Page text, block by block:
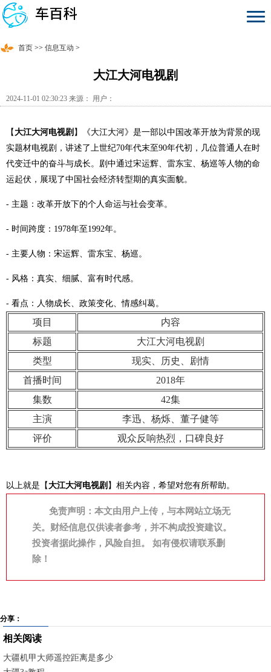
首页 >> 信息互动 >
大江大河电视剧
2024-11-01 02:30:23 来源： 用户：
【大江大河电视剧 】《大江大河》是一部以中国改革开放为背景的现
实题材电视剧，讲述了上世纪70年代末至90年代初，几位普通人在时
代变迁中的奋斗与成长。剧中通过宋运辉、雷东宝、杨巡等人物的命
运起伏，展现了中国社会经济转型期的真实面貌。
- 主题：改革开放下的个人命运与社会变革。
- 时间跨度：1978年至1992年。
- 主要人物：宋运辉、雷东宝、杨巡。
- 风格：真实、细腻、富有时代感。
- 看点：人物成长、政策变化、情感纠葛。
项目
内容
标题
大江大河电视剧
类型
现实、历史、剧情
首播时间
2018年
集数
42集
主演
李迅、杨烁、董子健等
评价
观众反响热烈，口碑良好
以上就是【大江大河电视剧 】相关内容，希望对您有所帮助。
免责声明：本文由用户上传，与本网站立场无
关。财经信息仅供读者参考，并不构成投资建议。
投资者据此操作，风险自担。 如有侵权请联系删
除！
分享：
相关阅读
大疆机甲大师遥控距离是多少